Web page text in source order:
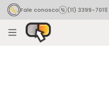
Fale conosco (11) 3399-7011|
Rastrear pedido